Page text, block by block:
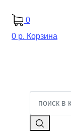
0
0 р. Корзина